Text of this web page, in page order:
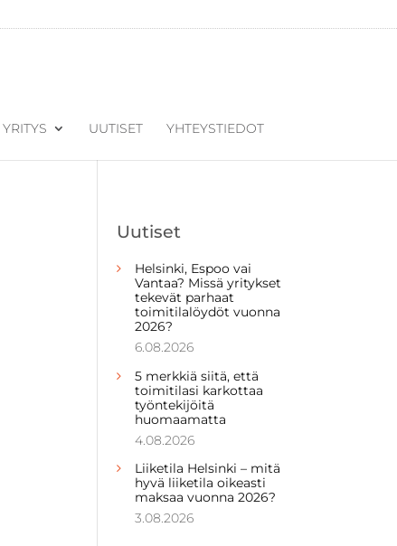
YRITYS UUTISET YHTEYSTIEDOT
Uutiset
Helsinki, Espoo vai
Vantaa? Missä yritykset
tekevät parhaat
toimitilalöydöt vuonna
2026?
6.08.2026
5 merkkiä siitä, että
toimitilasi karkottaa
työntekijöitä
huomaamatta
4.08.2026
Liiketila Helsinki – mitä
hyvä liiketila oikeasti
maksaa vuonna 2026?
3.08.2026